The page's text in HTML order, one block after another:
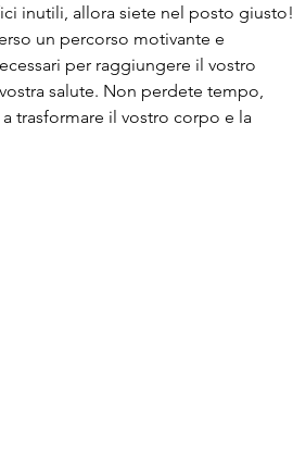
inutili, allora siete nel posto giusto!
un percorso motivante e
per raggiungere il vostro
salute. Non perdete tempo,
trasformare il vostro corpo e la